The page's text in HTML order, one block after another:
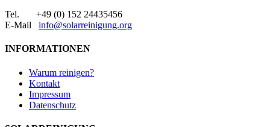
Tel. +49 (0) 152 24435456
E-Mail info@solarreinigung.org
INFORMATIONEN
Warum reinigen?
Kontakt
Impressum
Datenschutz